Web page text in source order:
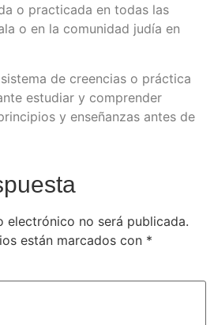
o practicada en todas las
o en la comunidad judía en
de creencias o práctica
estudiar y comprender
y enseñanzas antes de
electrónico no será publicada.
están marcados con *